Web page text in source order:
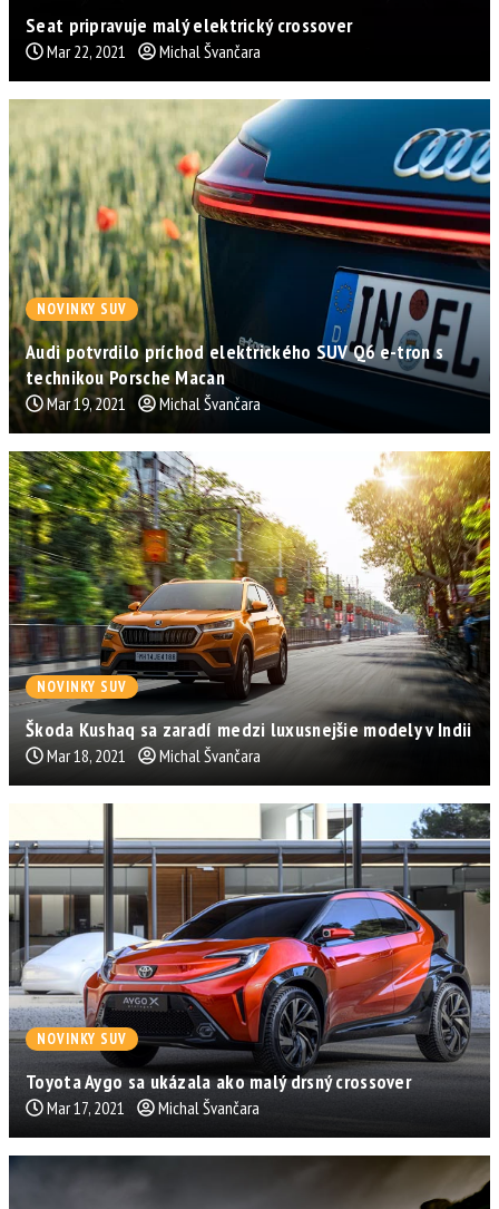
Seat pripravuje malý elektrický crossover
Mar 22, 2021 Michal Švančara
NOVINKY SUV
Audi potvrdilo príchod elektrického SUV Q6 e-tron s
technikou Porsche Macan
Mar 19, 2021 Michal Švančara
NOVINKY SUV
Škoda Kushaq sa zaradí medzi luxusnejšie modely v Indii
Mar 18, 2021 Michal Švančara
NOVINKY SUV
Toyota Aygo sa ukázala ako malý drsný crossover
Mar 17, 2021 Michal Švančara